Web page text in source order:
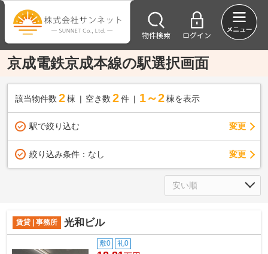
物件検索 ログイン
京成電鉄京成本線の駅選択画面
該当物件数 2棟 空き数 2 件 1～2 棟を表示
駅で絞り込む 変更
絞り込み条件： なし 変更
賃貸 | 事務所 光和ビル
敷0 礼0